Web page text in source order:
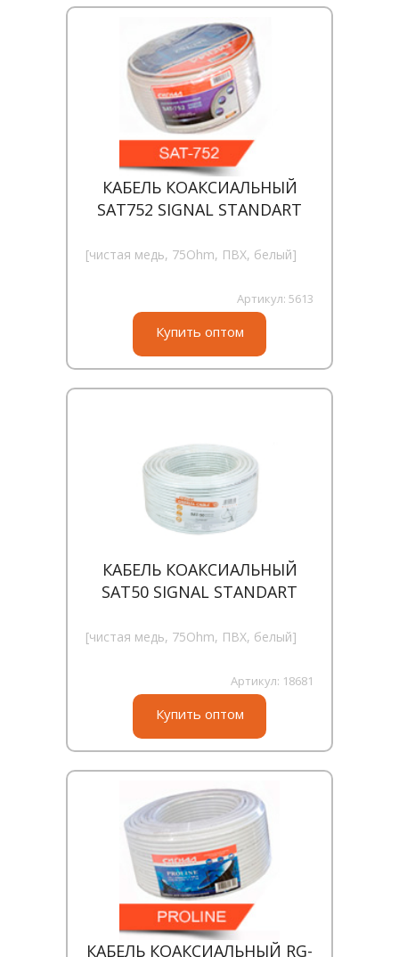
КАБЕЛЬ КОАКСИАЛЬНЫЙ
SAT752 SIGNAL STANDART
[чистая медь, 75Ohm, ПВХ, белый]
Артикул: 5613
Купить оптом
КАБЕЛЬ КОАКСИАЛЬНЫЙ
SAT50 SIGNAL STANDART
[чистая медь, 75Ohm, ПВХ, белый]
Артикул: 18681
Купить оптом
КАБЕЛЬ КОАКСИАЛЬНЫЙ RG-